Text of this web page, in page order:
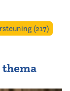
(217)